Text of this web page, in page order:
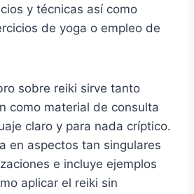
y técnicas así como
de yoga o empleo de
sobre reiki sirve tanto
como material de consulta
claro y para nada críptico.
en aspectos tan singulares
e incluye ejemplos
aplicar el reiki sin